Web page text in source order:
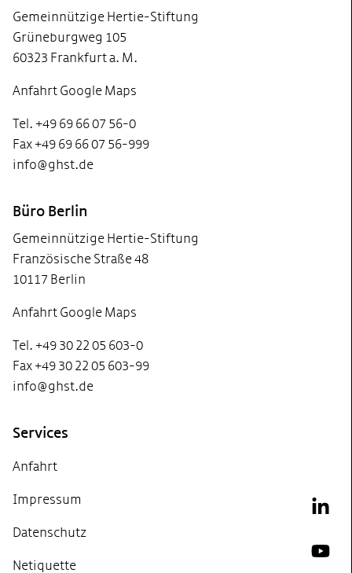
Gemeinnützige Hertie-Stiftung
Grüneburgweg 105
60323 Frankfurt a. M.
Anfahrt Google Maps
Tel. +49 69 66 07 56-0
Fax +49 69 66 07 56-999
info@ghst.de
Büro Berlin
Gemeinnützige Hertie-Stiftung
Französische Straße 48
10117 Berlin
Anfahrt Google Maps
Tel. +49 30 22 05 603-0
Fax +49 30 22 05 603-99
info@ghst.de
Services
Anfahrt
Impressum
Datenschutz
Netiquette